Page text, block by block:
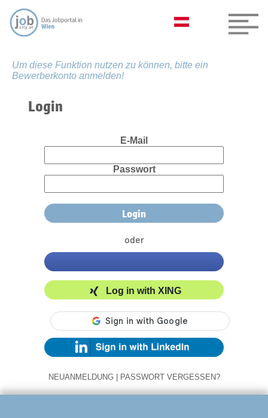
Um diese Funktion nutzen zu können, bitte ein
Bewerberkonto anmelden!
Login
E-Mail
Passwort
oder
Log in with XING
NEUANMELDUNG | PASSWORT VERGESSEN?